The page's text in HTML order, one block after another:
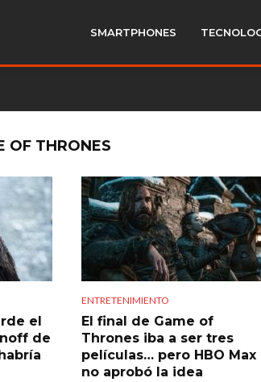
SMARTPHONES
OF THRONES
el
de
ENTRETENIMIENTO
El final de Game of
Thrones iba a ser tres
películas… pero HBO Max
no aprobó la idea